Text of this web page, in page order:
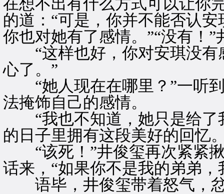
在想不出有什么方式可以让你
的道：“可是，你并不能否认
你也对她有了感情。”“没有！
“这样也好，你对安琪没有
心了。”
“她人现在在哪里？”一听到
法掩饰自己的感情。
“我也不知道，她只是给了
的日子里拥有这段美好的回忆
“该死！”井俊玺再次紧紧揪
话来，“如果你不是我的弟弟，
语毕，井俊玺带着怒气，